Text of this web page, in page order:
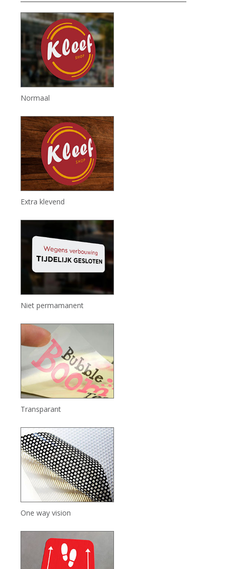
Normaal
Extra klevend
Niet permamanent
Transparant
One way vision